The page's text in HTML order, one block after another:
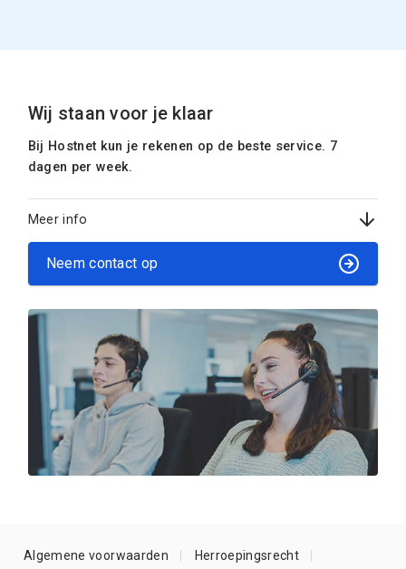
Wij staan voor je klaar
Bij Hostnet kun je rekenen op de beste service. 7
dagen per week.
Meer info
Neem contact op
Algemene voorwaarden Herroepingsrecht